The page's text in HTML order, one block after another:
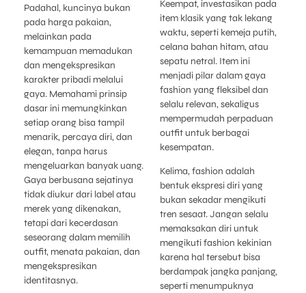
Padahal, kuncinya bukan
pada harga pakaian,
melainkan pada
kemampuan memadukan
dan mengekspresikan
karakter pribadi melalui
gaya. Memahami prinsip
dasar ini memungkinkan
setiap orang bisa tampil
menarik, percaya diri, dan
elegan, tanpa harus
mengeluarkan banyak uang.
Gaya berbusana sejatinya
tidak diukur dari label atau
merek yang dikenakan,
tetapi dari kecerdasan
seseorang dalam memilih
outfit, menata pakaian, dan
mengekspresikan
identitasnya.
Keempat, investasikan pada
item klasik yang tak lekang
waktu, seperti kemeja putih,
celana bahan hitam, atau
sepatu netral. Item ini
menjadi pilar dalam gaya
fashion yang fleksibel dan
selalu relevan, sekaligus
mempermudah perpaduan
outfit untuk berbagai
kesempatan.
Kelima, fashion adalah
bentuk ekspresi diri yang
bukan sekadar mengikuti
tren sesaat. Jangan selalu
memaksakan diri untuk
mengikuti fashion kekinian
karena hal tersebut bisa
berdampak jangka panjang,
seperti menumpuknya